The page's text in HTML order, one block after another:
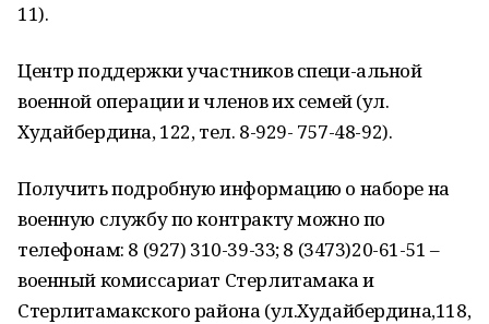
11).
Центр поддержки участников специ-альной
военной операции и членов их семей (ул.
Худайбердина, 122, тел. 8-929- 757-48-92).
Получить подробную информацию о наборе на
военную службу по контракту можно по
телефонам: 8 (927) 310-39-33; 8 (3473)20-61-51 –
военный комиссариат Стерлитамака и
Стерлитамакского района (ул.Худайбердина,118,